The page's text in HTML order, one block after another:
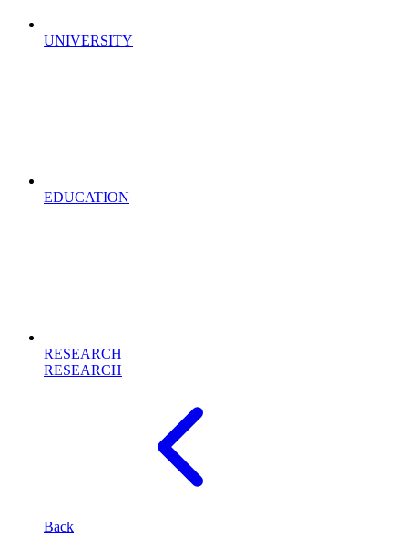
UNIVERSITY
EDUCATION
RESEARCH
RESEARCH
Back